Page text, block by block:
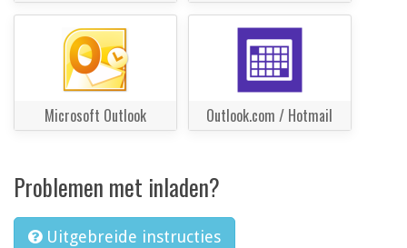
Microsoft Outlook Outlook.com / Hotmail
Problemen met inladen?
Uitgebreide instructies